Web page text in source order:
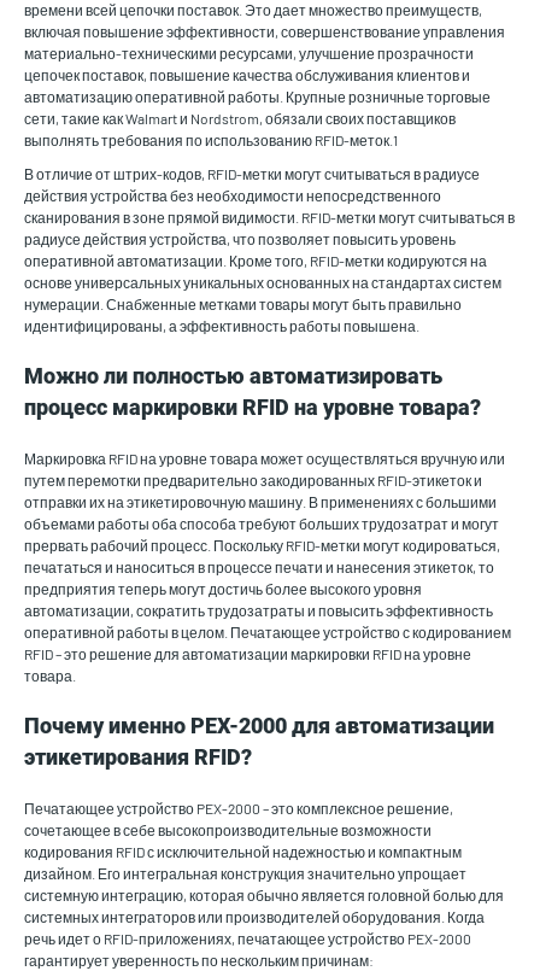
времени всей цепочки поставок. Это дает множество преимуществ,
включая повышение эффективности, совершенствование управления
материально-техническими ресурсами, улучшение прозрачности
цепочек поставок, повышение качества обслуживания клиентов и
автоматизацию оперативной работы. Крупные розничные торговые
сети, такие как Walmart и Nordstrom, обязали своих поставщиков
выполнять требования по использованию RFID-меток.1
В отличие от штрих-кодов, RFID-метки могут считываться в радиусе
действия устройства без необходимости непосредственного
сканирования в зоне прямой видимости. RFID-метки могут считываться в
радиусе действия устройства, что позволяет повысить уровень
оперативной автоматизации. Кроме того, RFID-метки кодируются на
основе универсальных уникальных основанных на стандартах систем
нумерации. Снабженные метками товары могут быть правильно
идентифицированы, а эффективность работы повышена.
Можно ли полностью автоматизировать
процесс маркировки RFID на уровне товара?
Маркировка RFID на уровне товара может осуществляться вручную или
путем перемотки предварительно закодированных RFID-этикеток и
отправки их на этикетировочную машину. В применениях с большими
объемами работы оба способа требуют больших трудозатрат и могут
прервать рабочий процесс. Поскольку RFID-метки могут кодироваться,
печататься и наноситься в процессе печати и нанесения этикеток, то
предприятия теперь могут достичь более высокого уровня
автоматизации, сократить трудозатраты и повысить эффективность
оперативной работы в целом. Печатающее устройство с кодированием
RFID – это решение для автоматизации маркировки RFID на уровне
товара.
Почему именно PEX-2000 для автоматизации
этикетирования RFID?
Печатающее устройство PEX-2000 – это комплексное решение,
сочетающее в себе высокопроизводительные возможности
кодирования RFID с исключительной надежностью и компактным
дизайном. Его интегральная конструкция значительно упрощает
системную интеграцию, которая обычно является головной болью для
системных интеграторов или производителей оборудования. Когда
речь идет о RFID-приложениях, печатающее устройство PEX-2000
гарантирует уверенность по нескольким причинам: